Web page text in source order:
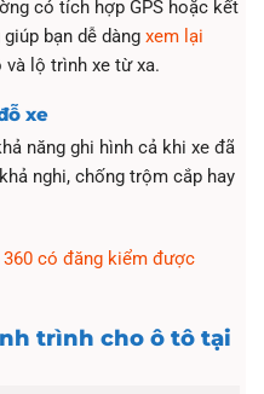
có tích hợp GPS hoặc kết
bạn dễ dàng xem lại
lộ trình xe từ xa.
xe
năng ghi hình cả khi xe đã
nghi, chống trộm cắp hay
có đăng kiểm được
trình cho ô tô tại